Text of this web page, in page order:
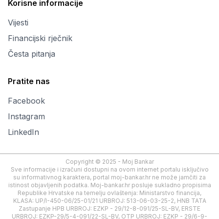
Korisne informacije
Vijesti
Financijski rječnik
Česta pitanja
Pratite nas
Facebook
Instagram
LinkedIn
Copyright © 2025 - Moj Bankar
Sve informacije i izračuni dostupni na ovom internet portalu isključivo
su informativnog karaktera, portal moj-bankar.hr ne može jamčiti za
istinost objavljenih podatka. Moj-bankar.hr posluje sukladno propisima
Republike Hrvatske na temelju ovlaštenja: Ministarstvo financija,
KLASA: UP/I-450-06/25-01/21 URBROJ: 513-06-03-25-2, HNB TATA
Zastupanje HPB URBROJ: EZKP - 29/12-8-091/25-SL-BV, ERSTE
URBROJ: EZKP-29/5-4-091/22-SL-BV, OTP URBROJ: EZKP - 29/6-9-